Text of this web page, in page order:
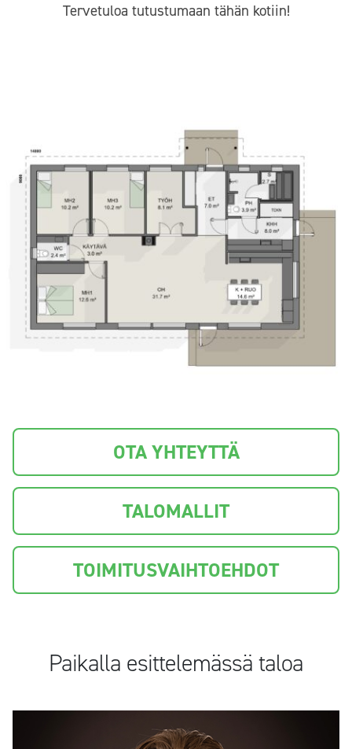
Tervetuloa tutustumaan tähän kotiin!
OTA YHTEYTTÄ
TALOMALLIT
TOIMITUSVAIHTOEHDOT
Paikalla esittelemässä taloa